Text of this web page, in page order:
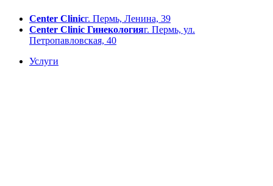
Center Clinicг. Пермь, Ленина, 39
Center Clinic Гинекологияг. Пермь, ул.
Петропавловская, 40
Услуги